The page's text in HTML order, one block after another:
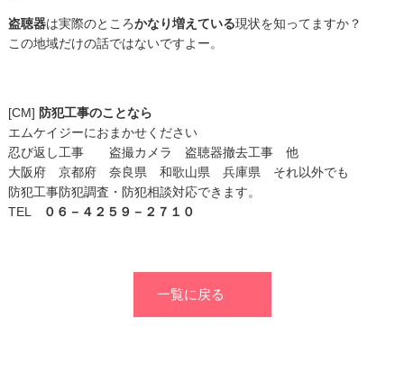
盗聴器は実際のところかなり増えている現状を知ってますか？
この地域だけの話ではないですよー。
[CM] 防犯工事のことなら
エムケイジーにおまかせください
忍び返し工事 盗撮カメラ 盗聴器撤去工事 他
大阪府 京都府 奈良県 和歌山県 兵庫県 それ以外でも
防犯工事防犯調査・防犯相談対応できます。
TEL
０６－４２５９－２７１０
一覧に戻る